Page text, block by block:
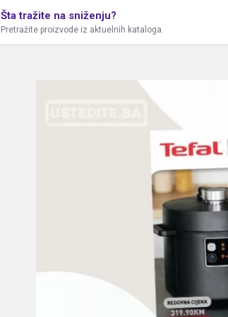
Šta tražite na sniženju?
Pretražite proizvode iz aktuelnih kataloga.